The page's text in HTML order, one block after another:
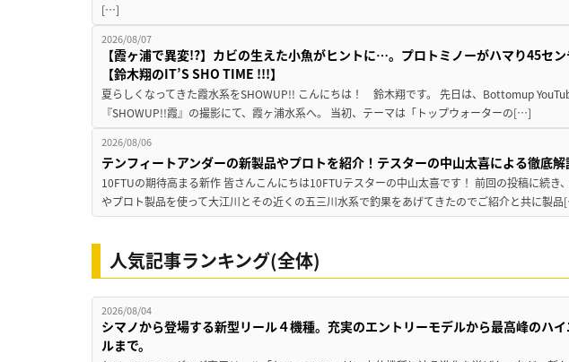
[…]
2026/08/07
【霞ヶ浦で異変!?】カビの生えた小魚がヒントに…。プロトミノーがハマり45セ
【鈴木翔のIT’S SHO TIME !!!】
夏らしくなってきた霞水系をSHOWUP!! こんにちは！ 鈴木翔です。 先日は、Bottomup
『SHOWUP!!霞』の撮影にて、霞ヶ浦水系へ。 当初、テーマは「トップウォーターの[…]
2026/08/06
テンフィートアンダーの新製品やプロトを紹介！テスターの中山太喜による徹底解
10FTUの期待高まる新作 皆さんこんにちは10FTUテスターの中山太喜です！ 前回の投稿に続き
やプロト製品を使って大江川とその近くの五三川水系で釣果をあげてきたのでご紹介と共に製
人気記事ランキング(全体)
2026/08/04
シマノから登場する新型リール４機種。充実のエントリーモデルから最高峰のハ
ルまで。